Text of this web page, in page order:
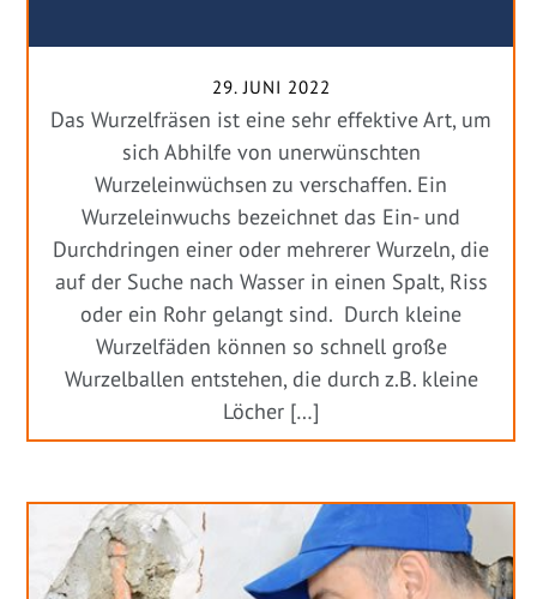
29. JUNI 2022
Das Wurzelfräsen ist eine sehr effektive Art, um
sich Abhilfe von unerwünschten
Wurzeleinwüchsen zu verschaffen. Ein
Wurzeleinwuchs bezeichnet das Ein- und
Durchdringen einer oder mehrerer Wurzeln, die
auf der Suche nach Wasser in einen Spalt, Riss
oder ein Rohr gelangt sind. Durch kleine
Wurzelfäden können so schnell große
Wurzelballen entstehen, die durch z.B. kleine
Löcher […]